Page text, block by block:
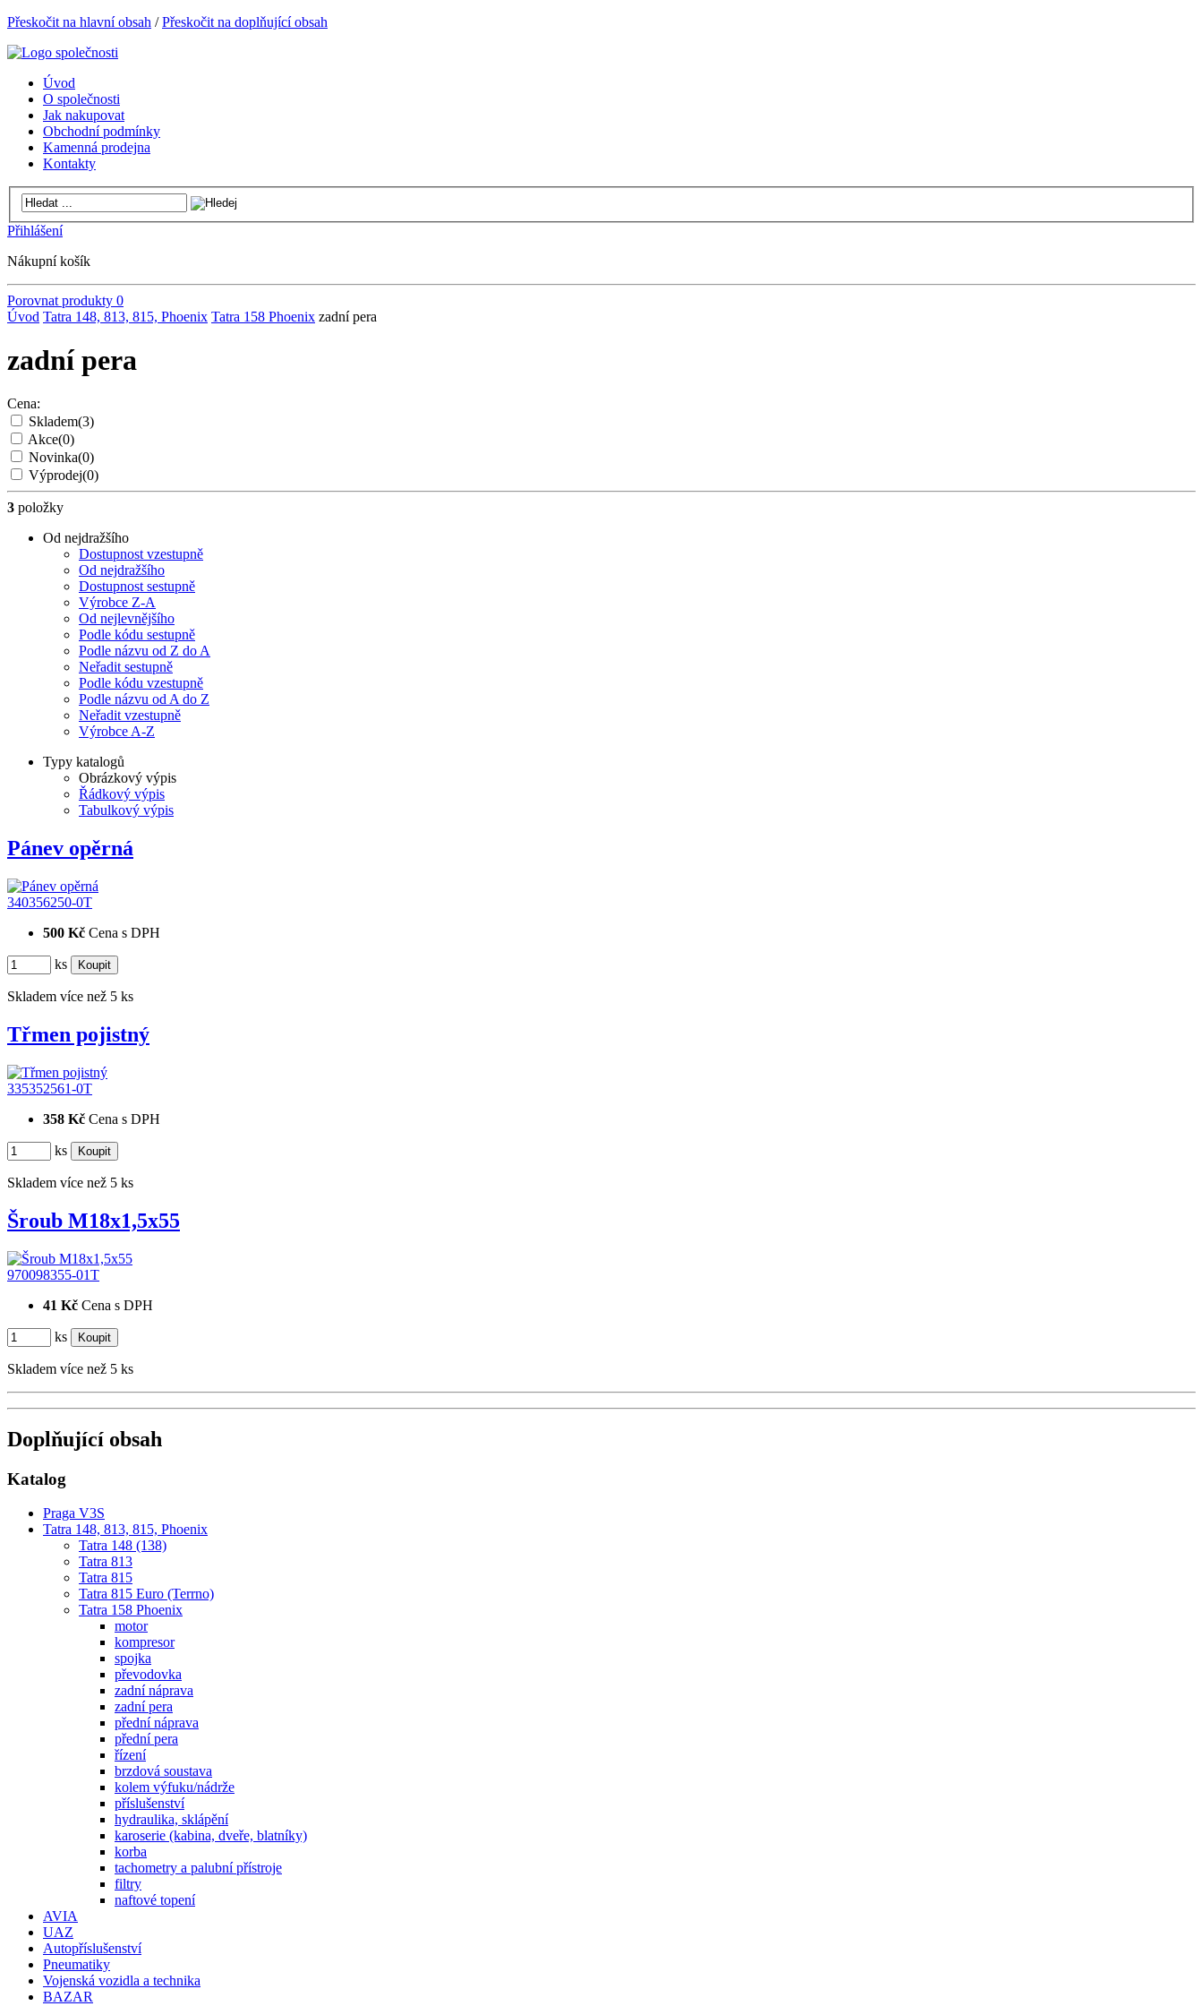
Přeskočit na hlavní obsah /Přeskočit na doplňující obsah
Úvod
O společnosti
Jak nakupovat
Obchodní podmínky
Kamenná prodejna
Kontakty
Přihlášení
Nákupní košík
Porovnat produkty 0
Úvod Tatra 148, 813, 815, Phoenix Tatra 158 Phoenix zadní pera
zadní pera
Cena:
Skladem(3)
Akce(0)
Novinka(0)
Výprodej(0)
3 položky
Od nejdražšího
Dostupnost vzestupně
Od nejdražšího
Dostupnost sestupně
Výrobce Z-A
Od nejlevnějšího
Podle kódu sestupně
Podle názvu od Z do A
Neřadit sestupně
Podle kódu vzestupně
Podle názvu od A do Z
Neřadit vzestupně
Výrobce A-Z
Typy katalogů
Obrázkový výpis
Řádkový výpis
Tabulkový výpis
Pánev opěrná
340356250-0T
500 Kč Cena s DPH
ks
Skladem více než 5 ks
Třmen pojistný
335352561-0T
358 Kč Cena s DPH
ks
Skladem více než 5 ks
Šroub M18x1,5x55
970098355-01T
41 Kč Cena s DPH
ks
Skladem více než 5 ks
Doplňující obsah
Katalog
Praga V3S
Tatra 148, 813, 815, Phoenix
Tatra 148 (138)
Tatra 813
Tatra 815
Tatra 815 Euro (Terrno)
Tatra 158 Phoenix
motor
kompresor
spojka
převodovka
zadní náprava
zadní pera
přední náprava
přední pera
řízení
brzdová soustava
kolem výfuku/nádrže
příslušenství
hydraulika, sklápění
karoserie (kabina, dveře, blatníky)
korba
tachometry a palubní přístroje
filtry
naftové topení
AVIA
UAZ
Autopříslušenství
Pneumatiky
Vojenská vozidla a technika
BAZAR